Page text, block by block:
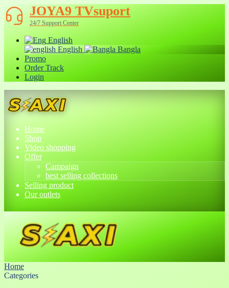
JOYA9 TVsuport
24/7 Support Center
English
English
Bangla
Promo
Order Track
Login
Home
Shop
Video shopping
Offer
Campaign
best selling collections
Selling product
Our outlets
Home
Categories